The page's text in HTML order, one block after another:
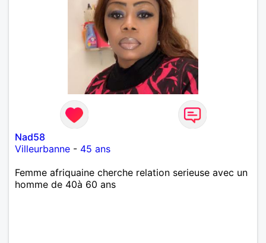
Nad58
Villeurbanne - 45 ans
Femme afriquaine cherche relation serieuse avec un
homme de 40à 60 ans